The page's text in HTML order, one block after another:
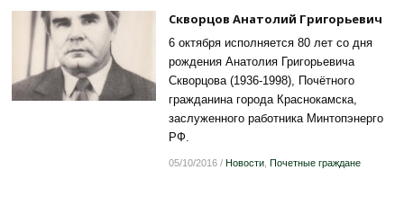
Скворцов Анатолий Григорьевич
6 октября исполняется 80 лет со дня
рождения Анатолия Григорьевича
Скворцова (1936-1998), Почётного
гражданина города Краснокамска,
заслуженного работника Минтопэнерго
РФ.
05/10/2016/ Новости, Почетные граждане